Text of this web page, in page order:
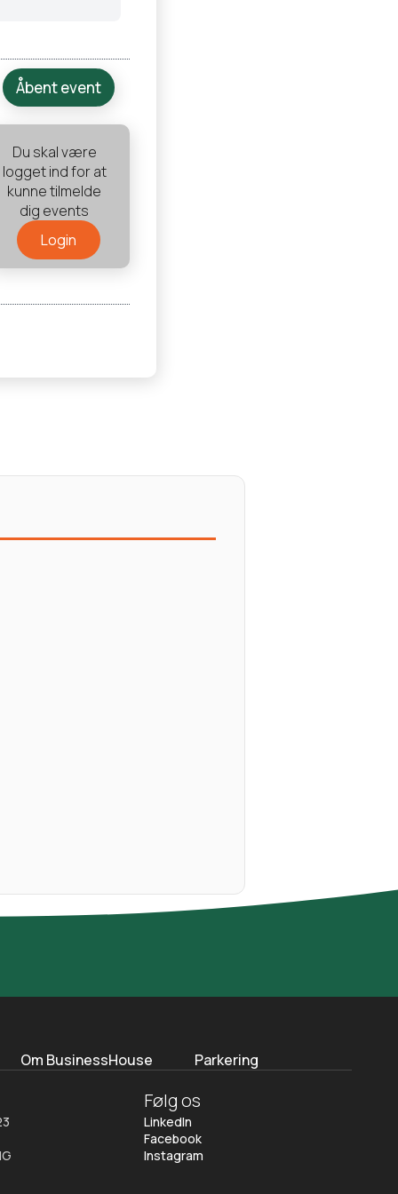
Åbent event
Du skal være
logget ind for at
kunne tilmelde
dig events
Login
Om BusinessHouse Parkering
Følg os
LinkedIn
Facebook
Instagram